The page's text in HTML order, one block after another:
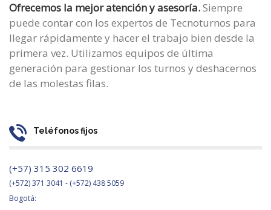
Ofrecemos la mejor atención y asesoría.Siempre
puede contar con los expertos de Tecnoturnos para
llegar rápidamente y hacer el trabajo bien desde la
primera vez. Utilizamos equipos de última
generación para gestionar los turnos y deshacernos
de las molestas filas.
Teléfonos fijos
(+57) 315 302 6619
(+572) 371 3041 - (+572) 438 5059
Bogotá: